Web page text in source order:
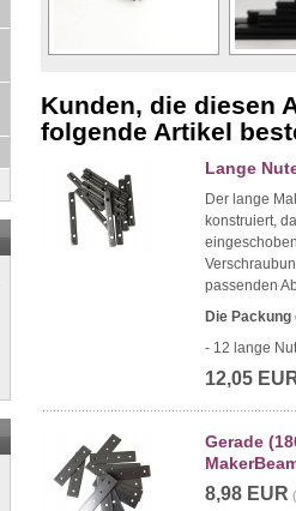
Kunden, die diesen
folgende Artikel
Lange
Der lange
konstruiert,
passenden
Die
- 12 lange
12,05
Gerade
8,98 EUR